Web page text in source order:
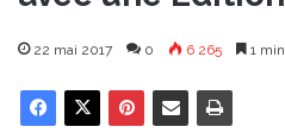
22 mai 2017 0 6 265 1